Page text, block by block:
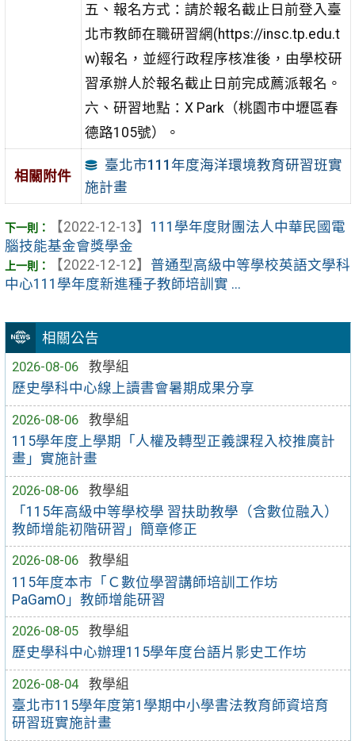
相關公告
2026-08-06
教學組
歷史學科中心線上讀書會暑期成果分享
2026-08-06
教學組
115學年度上學期「人權及轉型正義課程入校推廣計
畫」實施計畫
2026-08-06
教學組
「115年高級中等學校學 習扶助教學（含數位融入）
教師增能初階研習」簡章修正
2026-08-06
教學組
115年度本市「Ｃ數位學習講師培訓工作坊
PaGamO」教師增能研習
2026-08-05
教學組
歷史學科中心辦理115學年度台語片影史工作坊
2026-08-04
教學組
臺北市115學年度第1學期中小學書法教育師資培育
研習班實施計畫
五、報名方式：請於報名截止日前登入臺
北市教師在職研習網(https://insc.tp.edu.t
w)報名，並經行政程序核准後，由學校研
習承辦人於報名截止日前完成薦派報名。
六、研習地點：X Park（桃園市中壢區春
德路105號）。
相關附件
臺北市111年度海洋環境教育研習班實
施計畫
【2022-12-13】 111學年度財團法人中華民國電
腦技能基金會獎學金
【2022-12-12】 普通型高級中等學校英語文學科
中心111學年度新進種子教師培訓實 ...